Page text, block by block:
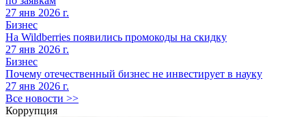
27 янв 2026 г.
Бизнес
На Wildberries появились промокоды на скидку
27 янв 2026 г.
Бизнес
Почему отечественный бизнес не инвестирует в науку
27 янв 2026 г.
Все новости >>
Коррупция